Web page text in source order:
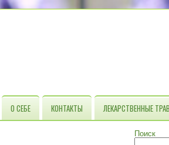
О СЕБЕ КОНТАКТЫ ЛЕКАРСТВЕННЫЕ
Поиск